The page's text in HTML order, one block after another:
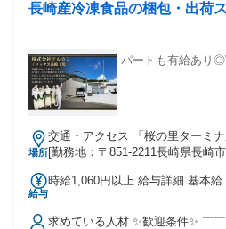
長崎産冷凍食品の梱包・出荷
パートも有給あり
場所
交通・アクセス 「桜の里ターミ
通勤可
[勤務地：〒851-2211長崎県長崎
給与
時給1,060円以上 給与詳細 基本給：時給
求めている人材 ✨歓迎条件✨ ￣